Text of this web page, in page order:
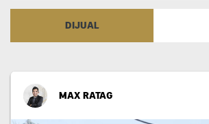
DIJUAL
MAX RATAG